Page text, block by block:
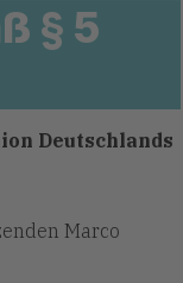
§ 5
Deutschlands
Marco